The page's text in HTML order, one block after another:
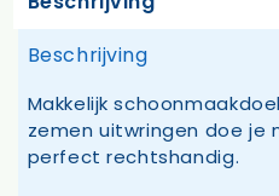
Beschrijving
Makkelijk
zemen uitwringen doe je
perfect rechtshandig.